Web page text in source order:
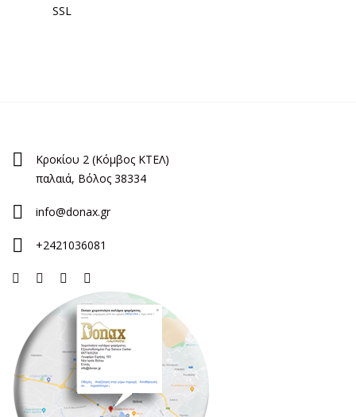
SSL
Κροκίου 2 (Κόμβος ΚΤΕΛ)
παλαιά, Βόλος 38334
info@donax.gr
+2421036081